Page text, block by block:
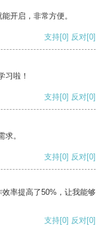
开启，非常方便。
支持[0] 反对[0]
习啦！
支持[0] 反对[0]
。
支持[0] 反对[0]
率提高了50%，让我能够
支持[0] 反对[0]